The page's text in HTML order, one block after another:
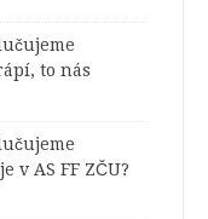
to nás
v AS FF ZČU?